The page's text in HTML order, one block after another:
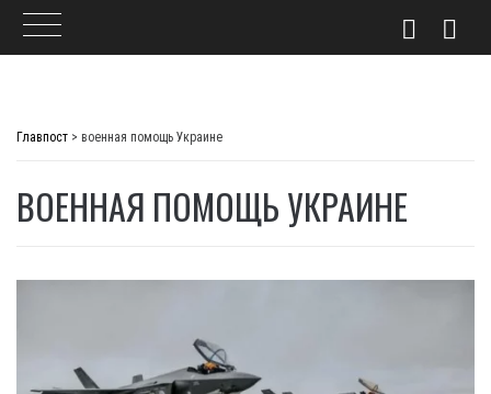
Главпост > военная помощь Украине
ВОЕННАЯ ПОМОЩЬ УКРАИНЕ